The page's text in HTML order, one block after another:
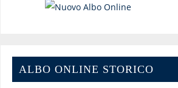
ALBO ONLINE STORICO